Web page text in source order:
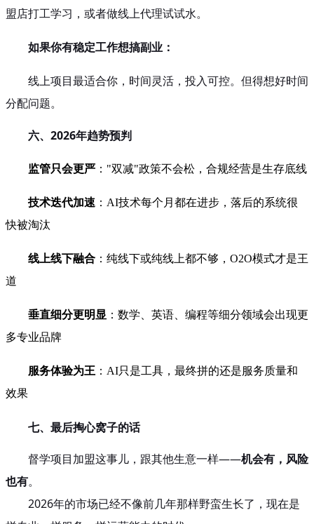
盟店打工学习，或者做线上代理试试水。
如果你有稳定工作想搞副业：
线上项目最适合你，时间灵活，投入可控。但得想好时间
分配问题。
六、2026年趋势预判
监管只会更严 ："双减"政策不会松，合规经营是生存底线
技术迭代加速 ：AI技术每个月都在进步，落后的系统很
快被淘汰
线上线下融合 ：纯线下或纯线上都不够，O2O模式才是王
道
垂直细分更明显 ：数学、英语、编程等细分领域会出现更
多专业品牌
服务体验为王 ：AI只是工具，最终拼的还是服务质量和
效果
七、最后掏心窝子的话
督学项目加盟这事儿，跟其他生意一样——机会有，风险
也有。
2026年的市场已经不像前几年那样野蛮生长了，现在是